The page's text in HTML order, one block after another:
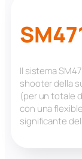
Il sistema
shooter della
(per un totale
con una
significante